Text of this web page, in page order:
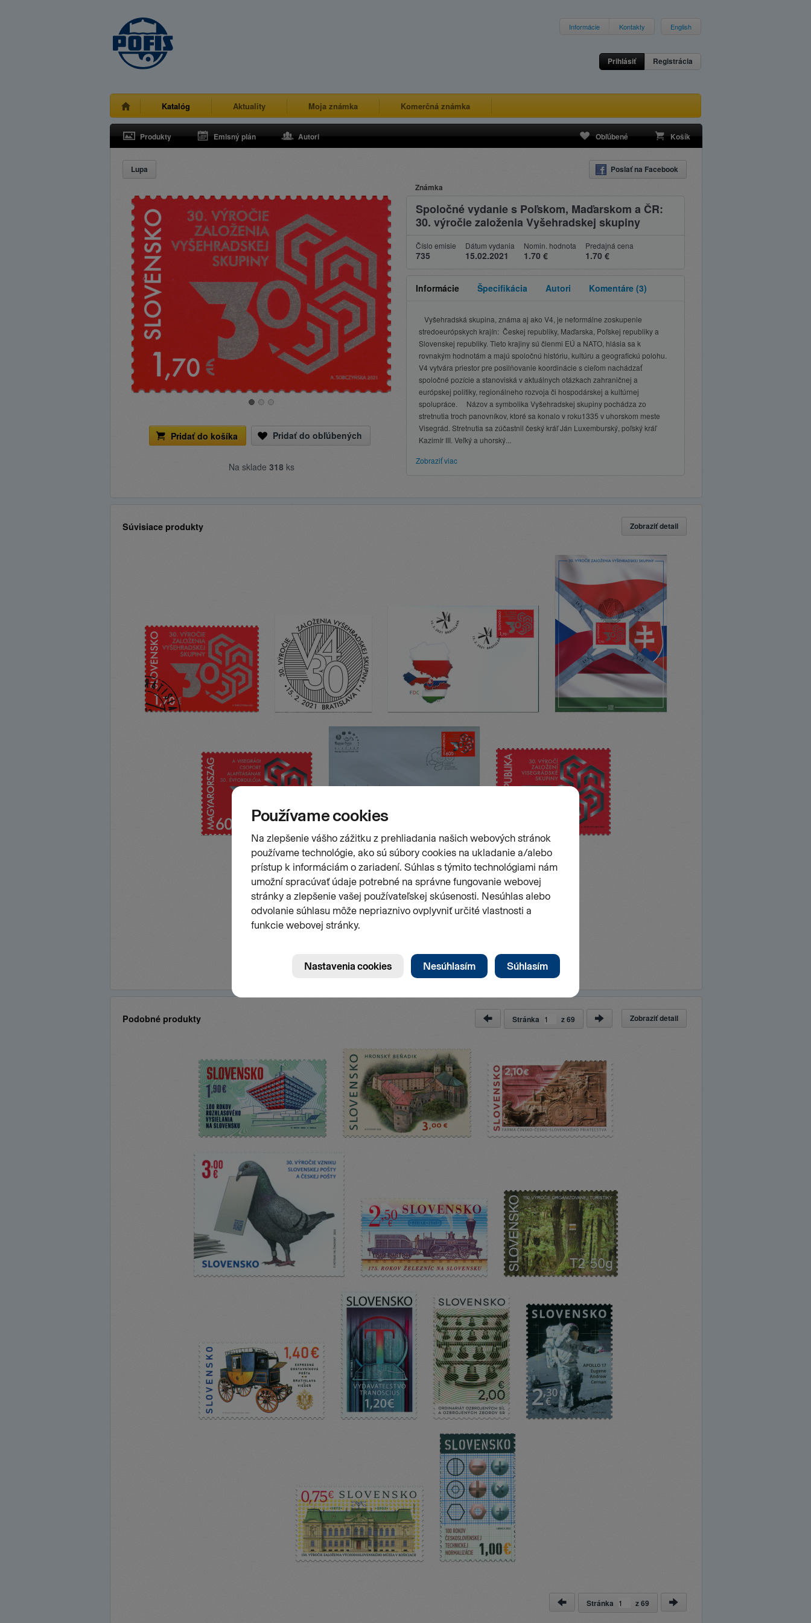
Informácie Kontakty English
Prihlásiť Registrácia
Katalóg Aktuality Moja známka Komerčná známka
Produkty Emisný plán Autori Obľúbené Košík
Lupa Poslať na Facebook
Pridať do košíka Pridať do obľúbených
Na sklade 318 ks
Známka
Spoločné vydanie s Poľskom, Maďarskom a ČR:
30. výročie založenia Vyšehradskej skupiny
Číslo emisie
735
Dátum vydania
15.02.2021
Nomin. hodnota
1.70 €
Predajná cena
1.70 €
Informácie Špecifikácia Autori Komentáre (3)
Vyšehradská skupina, známa aj ako V4, je neformálne zoskupenie
stredoeurópskych krajín: Českej republiky, Maďarska, Poľskej republiky a
Slovenskej republiky. Tieto krajiny sú členmi EÚ a NATO, hlásia sa k
rovnakým hodnotám a majú spoločnú históriu, kultúru a geografickú polohu.
V4 vytvára priestor pre posilňovanie koordinácie s cieľom nachádzať
spoločné pozície a stanoviská v aktuálnych otázkach zahraničnej a
európskej politiky, regionálneho rozvoja či hospodárskej a kultúrnej
spolupráce. Názov a symbolika Vyšehradskej skupiny pochádza zo
stretnutia troch panovníkov, ktoré sa konalo v roku1335 v uhorskom meste
Visegrád. Stretnutia sa zúčastnil český kráľ Ján Luxemburský, poľský kráľ
Kazimír III. Veľký a uhorský...
Zobraziť viac
Súvisiace produkty Zobraziť detail
Podobné produkty Zobraziť detail
Stránka z69
Stránka z69